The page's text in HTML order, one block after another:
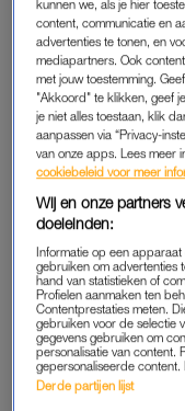
NIET
EXTRA
KOM
PINNEN GRAAG
gespaard: ’Blij met
voor twee dagen
verdien’
ADVERTORIAL
Praten, lachen én
dit event doorbreekt
taboe rondom
en jij kunt daarbij
kunnen we, als je hier
content, communicatie en
advertenties te tonen, en
mediapartners. Ook
met jouw toestemming.
"Akkoord" te klikken, geef
je niet alles toestaan, klik
aanpassen via “Privacy-
van onze apps. Lees meer
cookiebeleid voor meer
Wij en onze partners
doeleinden:
Informatie op een
gebruiken om advertenties
hand van statistieken of
Profielen aanmaken ten
Contentprestaties meten.
gebruiken voor de selectie
gegevens gebruiken om
personalisatie van content.
gepersonaliseerde content.
Derde partijen lijst